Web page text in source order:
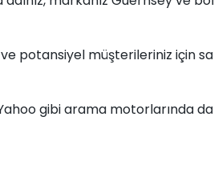
potansiyel müşterileriniz için
gibi arama motorlarında